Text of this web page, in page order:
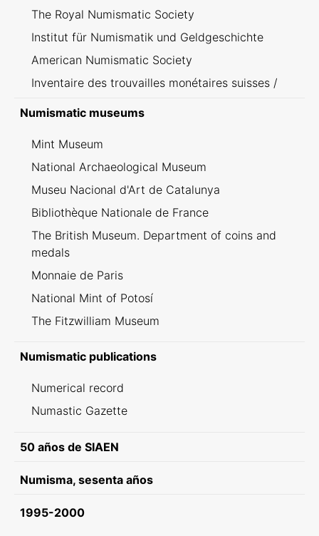
The Royal Numismatic Society
Institut für Numismatik und Geldgeschichte
American Numismatic Society
Inventaire des trouvailles monétaires suisses /
Numismatic museums
Mint Museum
National Archaeological Museum
Museu Nacional d'Art de Catalunya
Bibliothèque Nationale de France
The British Museum. Department of coins and
medals
Monnaie de Paris
National Mint of Potosí
The Fitzwilliam Museum
Numismatic publications
Numerical record
Numastic Gazette
50 años de SIAEN
Numisma, sesenta años
1995-2000